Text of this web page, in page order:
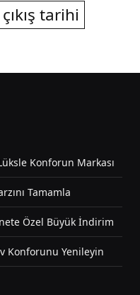
çıkış tarihi
Konforun Markası
Tamamla
Özel Büyük İndirim
Konforunu Yenileyin